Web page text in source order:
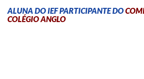
ALUNA DO IEF PARTICIPANTE DO
COLÉGIOANGLO